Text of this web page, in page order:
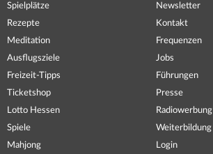
Spielplätze
Rezepte
Meditation
Ausflugsziele
Freizeit-Tipps
Ticketshop
Lotto Hessen
Spiele
Mahjong
Newsletter
Kontakt
Frequenzen
Jobs
Führungen
Presse
Radiowerbung
Weiterbildung
Login